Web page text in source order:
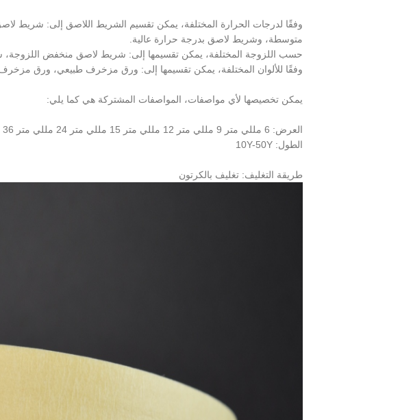
وفقًا لدرجات الحرارة المختلفة، يمكن تقسيم الشريط اللاصق إلى: شريط
متوسطة، وشريط لاصق بدرجة حرارة عالية.
حسب اللزوجة المختلفة، يمكن تقسيمها إلى: شريط لاصق منخفض
وفقًا للألوان المختلفة، يمكن تقسيمها إلى: ورق مزخرف طبيعي، ورق مزخرف
يمكن تخصيصها لأي مواصفات، المواصفات المشتركة هي كما يلي:
العرض: 6 مللي متر 9 مللي متر 12 مللي متر 15 مللي متر 24 مللي متر 36 مللي متر 45 مللي متر 48 مللي متر
الطول: 10Y-50Y
طريقة التغليف: تغليف بالكرتون